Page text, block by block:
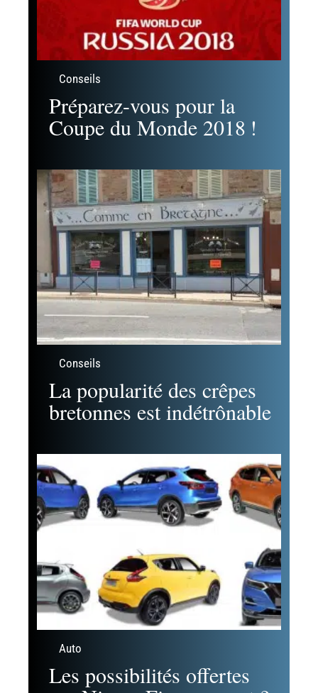
Conseils
Préparez-vous pour la
Coupe du Monde 2018 !
Conseils
La popularité des crêpes
bretonnes est indétrônable
Auto
Les possibilités offertes